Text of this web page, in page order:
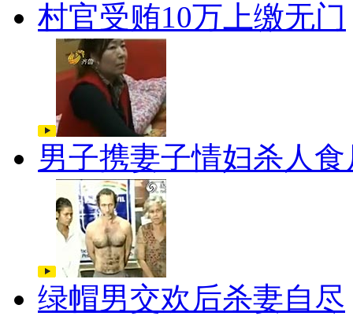
村官受贿10万上缴无门
男子携妻子情妇杀人食
绿帽男交欢后杀妻自尽